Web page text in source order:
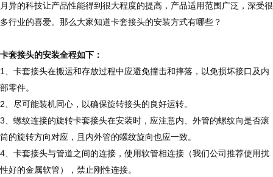
月异的科技让产品性能得到很大程度的提高，产品适用范围广泛，深受很
多行业的喜爱。那么大家知道卡套接头的安装方式有哪些？
卡套接头的安装全程如下：
1、卡套接头在搬运和存放过程中应避免撞击和摔落，以免损坏接口及内
部零件。
2、尽可能装机同心，以确保旋转接头的良好运转。
3、螺纹连接的旋转卡套接头在安装时，应注意内、外管的螺纹向是否滚
筒的旋转方向对应，且内外管的螺纹旋向也应一致。
4、卡套接头与管道之间的连接，使用软管相连接（我们公司推荐使用扰
性好的金属软管），禁止刚性连接。